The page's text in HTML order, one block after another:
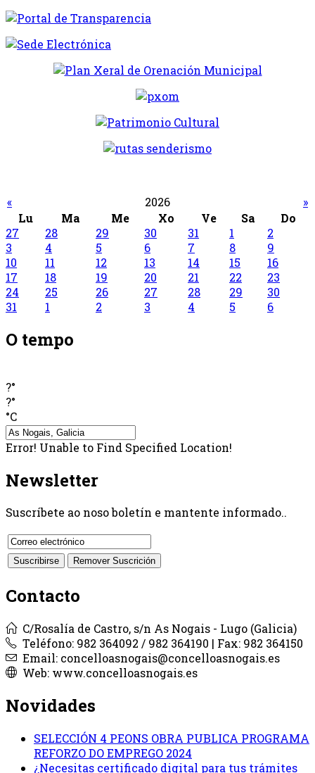
« 2026
»
Lu
Ma Me Xo Ve Sa
Do
27
28 29 30 31 1
2
3
4 5 6 7 8
9
10
11 12 13 14 15
16
17
18 19 20 21 22
23
24
25 26 27 28 29
30
31
1 2 3 4 5 6
O tempo
?°
?°
°C
Error! Unable to Find Specified Location!
Newsletter
Suscríbete ao noso boletín e mantente informado..
Contacto
C/Rosalía de Castro, s/n As Nogais - Lugo (Galicia)
Teléfono: 982 364092 / 982 364190 | Fax: 982 364150
Email: concelloasnogais@concelloasnogais.es
Web: www.concelloasnogais.es
Novidades
SELECCIÓN 4 PEONS OBRA PUBLICA PROGRAMA
REFORZO DO EMPREGO 2024
¿Necesitas certificado digital para tus trámites